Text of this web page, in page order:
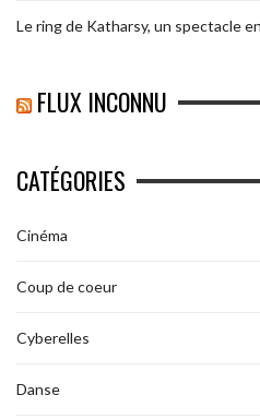
Le ring de Katharsy, un spectacle
FLUX INCONNU
CATÉGORIES
Cinéma
Coup de coeur
Cyberelles
Danse